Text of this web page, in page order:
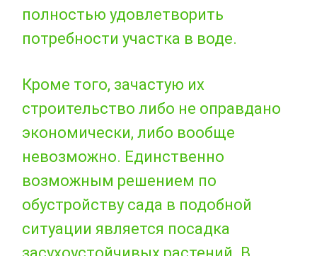
полностью удовлетворить
потребности участка в воде.
Кроме того, зачастую их
строительство либо не оправдано
экономически, либо вообще
невозможно. Единственно
возможным решением по
обустройству сада в подобной
ситуации является посадка